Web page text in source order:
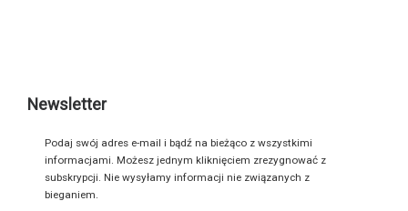
Newsletter
Podaj swój adres e-mail i bądź na bieżąco z wszystkimi
informacjami. Możesz jednym kliknięciem zrezygnować z
subskrypcji. Nie wysyłamy informacji nie związanych z
bieganiem.